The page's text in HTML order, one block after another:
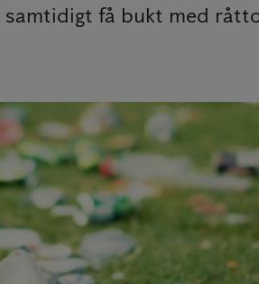
samtidigt få bukt med